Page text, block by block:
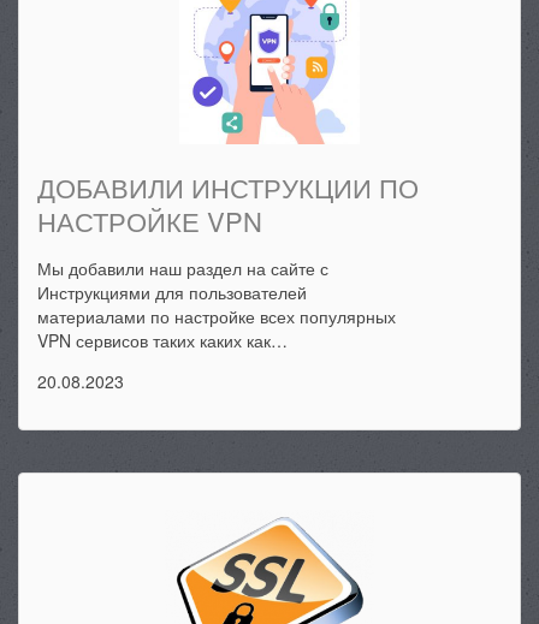
ДОБАВИЛИ ИНСТРУКЦИИ ПО
НАСТРОЙКЕ VPN
Мы добавили наш раздел на сайте с
Инструкциями для пользователей
материалами по настройке всех популярных
VPN сервисов таких каких как…
20.08.2023